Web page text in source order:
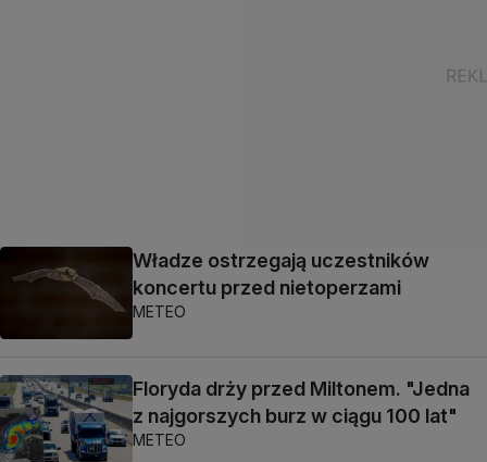
Władze ostrzegają uczestników
koncertu przed nietoperzami
METEO
Floryda drży przed Miltonem. "Jedna
z najgorszych burz w ciągu 100 lat"
METEO